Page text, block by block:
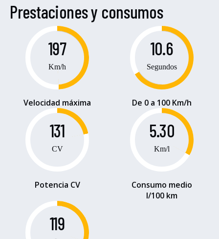
Prestaciones y consumos
197
Km/h
Velocidad máxima
10.6
Segundos
De 0 a 100 Km/h
131
CV
Potencia CV
5.30
Km/l
Consumo medio
l/100 km
119